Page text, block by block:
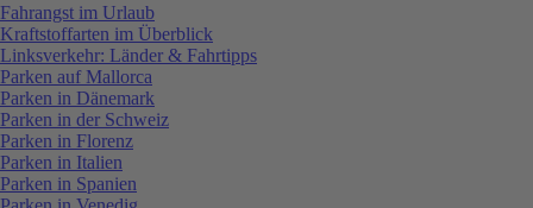
Fahrangst im Urlaub
Kraftstoffarten im Überblick
Linksverkehr: Länder & Fahrtipps
Parken auf Mallorca
Parken in Dänemark
Parken in der Schweiz
Parken in Florenz
Parken in Italien
Parken in Spanien